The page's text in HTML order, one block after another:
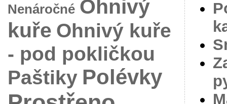
Nenáročné Ohnivý
kuře Ohnivý kuře
- pod pokličkou
Paštiky Polévky